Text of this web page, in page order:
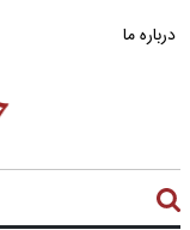
درباره ما